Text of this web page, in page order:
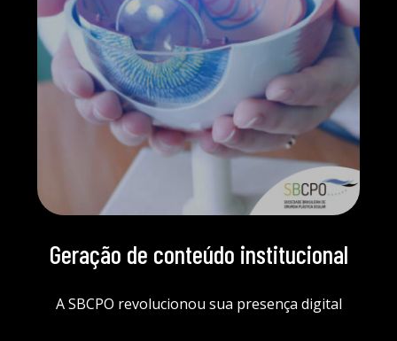
Geração de conteúdo institucional
A SBCPO revolucionou sua presença digital